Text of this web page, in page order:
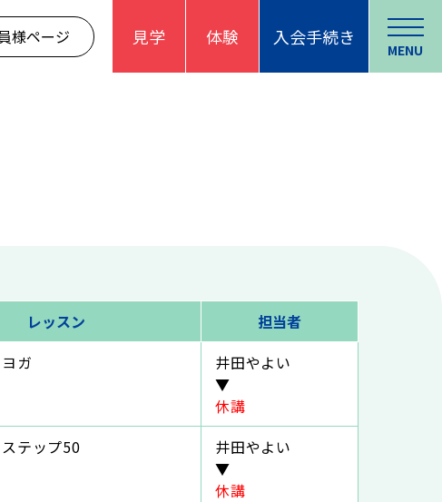
様ページ 見学 体験 入会手続き
MENU
レッスン
担当者
ガ
井田やよい
▼
休講
テップ50
井田やよい
▼
休講